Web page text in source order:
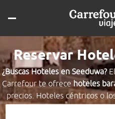
Reservar
¿Buscas Hoteles en Seeduwa?
Carrefour te ofrece hoteles
precios. Hoteles céntricos o
que busques nosotros te lo